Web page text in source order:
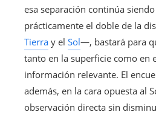
esa separación continúa
prácticamente el doble de la
Tierra y el Sol—, bastará para
tanto en la superficie como en
información relevante. El
además, en la cara opuesta al
observación directa sin